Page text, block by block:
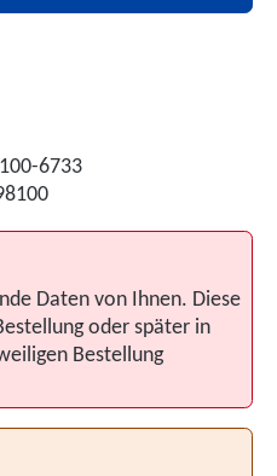
6733
Daten von Ihnen. Diese
oder später in
Bestellung